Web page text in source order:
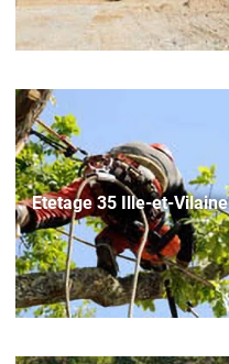
Etetage 35 Ille-et-Vilaine